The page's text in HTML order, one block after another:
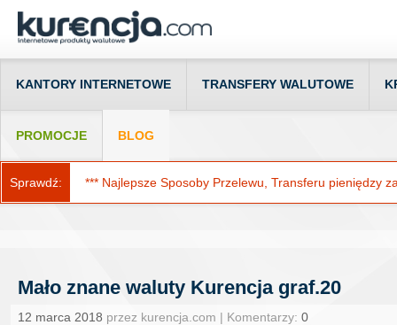
KANTORY INTERNETOWE TRANSFERY WALUTOWE
PROMOCJE BLOG
Sprawdź: *** Najlepsze Sposoby Przelewu, Transferu pieniędzy
Mało znane waluty Kurencja graf.20
12 marca 2018 przez kurencja.com | Komentarzy: 0